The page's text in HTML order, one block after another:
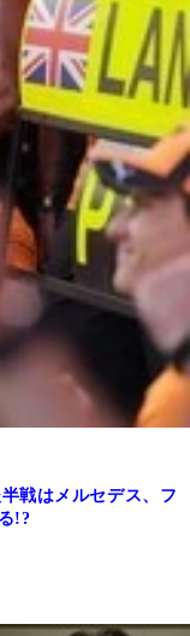
戦はメルセデス、フ
!?